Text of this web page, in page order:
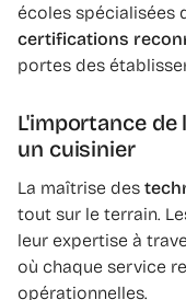
écoles spécialisées
certifications
portes des
L'importance
un cuisinier
La maîtrise des
tout sur le terrain.
leur expertise à
où chaque service
opérationnelles.